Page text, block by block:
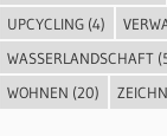
UPCYCLING (4)
WASSERLANDSCHAFT
WOHNEN (20)